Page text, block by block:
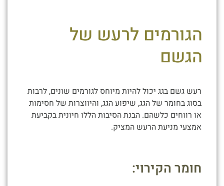
הגורמים לרעש של
הגשם
רעש גשם בגג יכול להיות מיוחס לגורמים שונים, לרבות
בסוג בחומר של הגג, שיפוע הגג, והיווצרות של חסימות
או רווחים כלשהם. הבנת הסיבות הללו חיונית בקביעת
אמצעי מניעת הרעש המציק.
חומר הקירוי: